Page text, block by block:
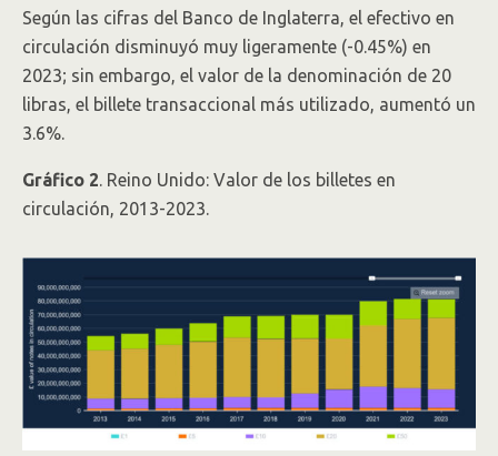
Según las cifras del Banco de Inglaterra, el efectivo en
circulación disminuyó muy ligeramente (-0.45%) en
2023; sin embargo, el valor de la denominación de 20
libras, el billete transaccional más utilizado, aumentó un
3.6%.
Gráfico 2. Reino Unido: Valor de los billetes en
circulación, 2013-2023.